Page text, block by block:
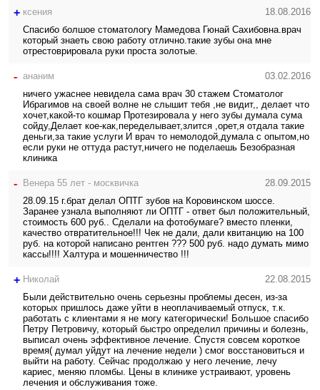
+ ксения
18.08.2016
Спасибо болшое стоматологу Мамедова Гюнай Сахибовна.врач
который знаеть свою работу отлично.такие зубы она мне
отрестоврировала руки проста золотые.
- ананим
03.02.2016
ничего ужаснее невидела сама врач 30 стажем Cтоматолог
Ибрагимов на своей волне не слышит тебя ,не видит,, делает что
хочет,какой-то кошмар Протезировала у него зубы думала сума
сойду,Делает кое-как,переделывает,злится ,орет,я отдала такие
деньги,за такие услуги И врач то немолодой,думала с опытом,но
если руки не оттуда растут,ничего не поделаешь Безобразная
клиника
- Венера 55 лет - москвичка
28.09.2015
28.09.15 г.брат делал ОПТГ зубов на Коровинском шоссе.
Заранее узнала выполняют ли ОПТГ - ответ был положительный,
стоимость 600 руб.. Сделали на фотобумаге? вместо пленки,
качество отвратительное!!! Чек не дали, дали квитанцию на 100
руб. на которой написано рентген ??? 500 руб. надо думать мимо
кассы!!!! Халтура и мошенничество !!!
+ Николай
22.08.2015
Были действительно очень серьезны проблемы десен, из-за
которых пришлось даже уйти в неоплачиваемый отпуск, т.к.
работать с клиентами я не могу категорически! Большое спасибо
Петру Петровичу, который быстро определил причины и болезнь,
выписал очень эффективное лечение. Спустя совсем короткое
время( думал уйдут на лечение недели ) смог восстановиться и
выйти на работу. Сейчас продолжаю у него лечение, лечу
кариес, меняю пломбы. Цены в клинике устраивают, уровень
лечения и обслуживания тоже.